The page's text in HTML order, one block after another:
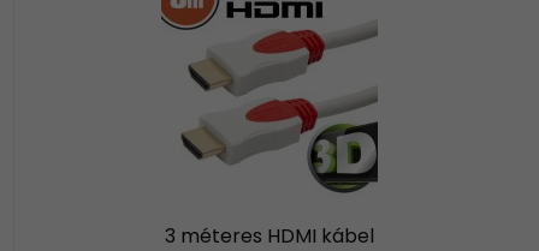
3 méteres HDMI kábel